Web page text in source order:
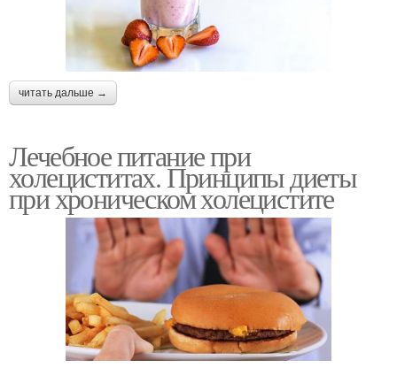
читать дальше →
Лечебное питание при
холециститах. Принципы диеты
при хроническом холецистите